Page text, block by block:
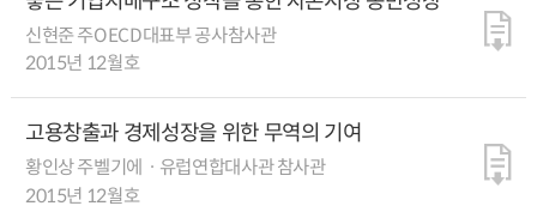
신현준 주OECD대표부 공사참사관
2015년 12월호
고용창출과 경제성장을 위한 무역의 기여
황인상 주벨기에ㆍ유럽연합대사관 참사관
2015년 12월호